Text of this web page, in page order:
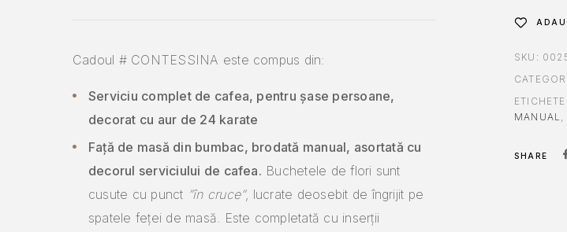
Cadoul # CONTESSINA este compus din:
Serviciu complet de cafea, pentru șase persoane,
decorat cu aur de 24 karate
Față de masă din bumbac, brodată manual, asortată cu
decorul serviciului de cafea. Buchetele de flori sunt
cusute cu punct ”în cruce”, lucrate deosebit de îngrijit pe
spatele feței de masă. Este completată cu inserții
SKU:
ETICHETE:
MANUAL ,
SHARE